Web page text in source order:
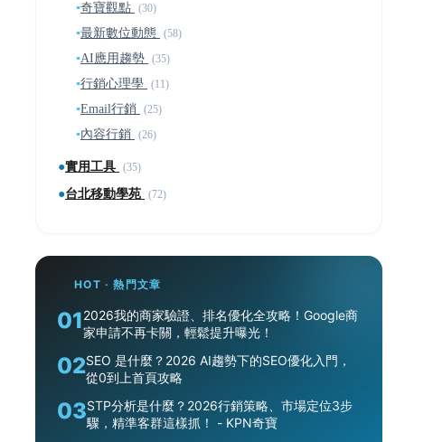
▪奇寶觀點 (30)
▪最新數位動態 (58)
▪AI應用趨勢 (35)
▪行銷心理學 (11)
▪Email行銷 (25)
▪內容行銷 (26)
●實用工具 (35)
●台北移動學苑 (72)
HOT · 熱門文章
012026我的商家驗證、排名優化全攻略！Google商
家申請不再卡關，輕鬆提升曝光！
02SEO 是什麼？2026 AI趨勢下的SEO優化入門，
從0到上首頁攻略
03STP分析是什麼？2026行銷策略、市場定位3步
驟，精準客群這樣抓！ - KPN奇寶